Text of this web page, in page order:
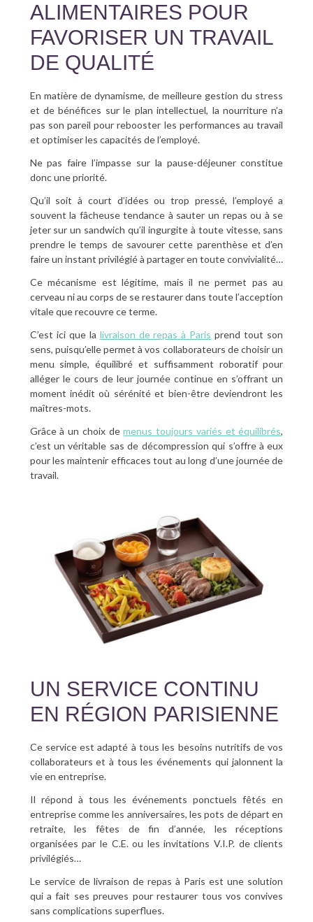
ALIMENTAIRES POUR
FAVORISER UN TRAVAIL
DE QUALITÉ
En matière de dynamisme, de meilleure gestion du stress
et de bénéfices sur le plan intellectuel, la nourriture n’a
pas son pareil pour rebooster les performances au travail
et optimiser les capacités de l’employé.
Ne pas faire l’impasse sur la pause-déjeuner constitue
donc une priorité.
Qu’il soit à court d’idées ou trop pressé, l’employé a
souvent la fâcheuse tendance à sauter un repas ou à se
jeter sur un sandwich qu’il ingurgite à toute vitesse, sans
prendre le temps de savourer cette parenthèse et d’en
faire un instant privilégié à partager en toute convivialité…
Ce mécanisme est légitime, mais il ne permet pas au
cerveau ni au corps de se restaurer dans toute l’acception
vitale que recouvre ce terme.
C’est ici que la livraison de repas à Paris prend tout son
sens, puisqu’elle permet à vos collaborateurs de choisir un
menu simple, équilibré et suffisamment roboratif pour
alléger le cours de leur journée continue en s’offrant un
moment inédit où sérénité et bien-être deviendront les
maîtres-mots.
Grâce à un choix demenus toujours variés et équilibrés,
c’est un véritable sas de décompression qui s’offre à eux
pour les maintenir efficaces tout au long d’une journée de
travail.
UN SERVICE CONTINU
EN RÉGION PARISIENNE
Ce service est adapté à tous les besoins nutritifs de vos
collaborateurs et à tous les événements qui jalonnent la
vie en entreprise.
Il répond à tous les événements ponctuels fêtés en
entreprise comme les anniversaires, les pots de départ en
retraite, les fêtes de fin d’année, les réceptions
organisées par le C.E. ou les invitations V.I.P. de clients
privilégiés…
Le service de livraison de repas à Paris est une solution
qui a fait ses preuves pour restaurer tous vos convives
sans complications superflues.